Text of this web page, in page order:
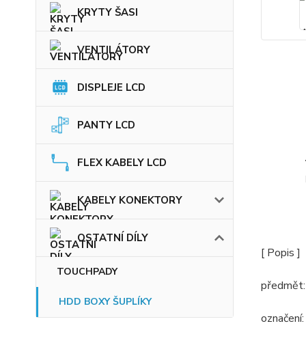
KRYTY ŠASI
VENTILÁTORY
DISPLEJE LCD
PANTY LCD
FLEX KABELY LCD
KABELY KONEKTORY
OSTATNÍ DÍLY
TOUCHPADY
HDD BOXY ŠUPLÍKY
[ Popis ]